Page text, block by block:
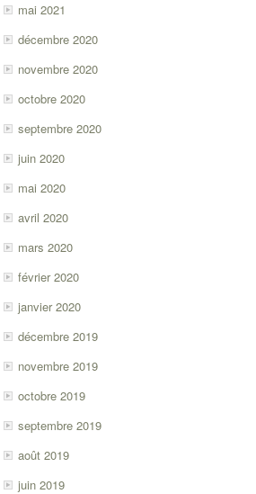
mai 2021
décembre 2020
novembre 2020
octobre 2020
septembre 2020
juin 2020
mai 2020
avril 2020
mars 2020
février 2020
janvier 2020
décembre 2019
novembre 2019
octobre 2019
septembre 2019
août 2019
juin 2019